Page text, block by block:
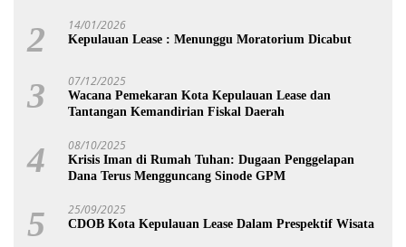
2 14/01/2026
Kepulauan Lease : Menunggu Moratorium Dicabut
3 07/12/2025
Wacana Pemekaran Kota Kepulauan Lease dan
Tantangan Kemandirian Fiskal Daerah
4 08/10/2025
Krisis Iman di Rumah Tuhan: Dugaan Penggelapan
Dana Terus Mengguncang Sinode GPM
5 25/09/2025
CDOB Kota Kepulauan Lease Dalam Prespektif Wisata